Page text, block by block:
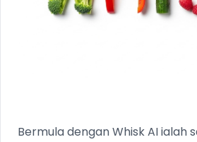
Bermula dengan Whisk AI ialah